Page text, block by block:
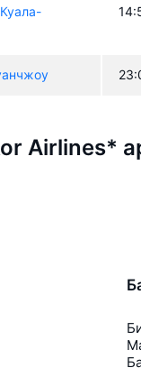
Airlines*